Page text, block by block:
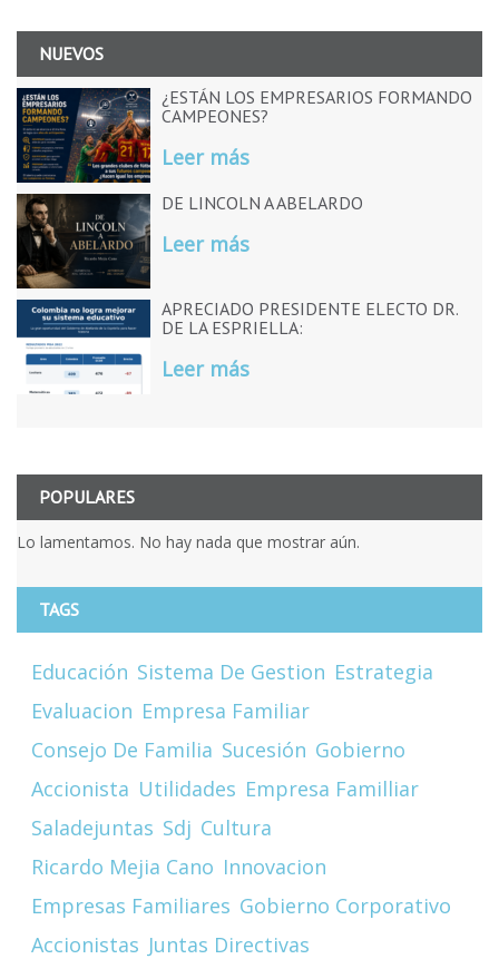
NUEVOS
¿ESTÁN LOS EMPRESARIOS FORMANDO
CAMPEONES?
Leer más
DE LINCOLN A ABELARDO
Leer más
APRECIADO PRESIDENTE ELECTO DR.
DE LA ESPRIELLA:
Leer más
POPULARES
Lo lamentamos. No hay nada que mostrar aún.
TAGS
Educación Sistema De Gestion Estrategia
Evaluacion Empresa Familiar
Consejo De Familia Sucesión Gobierno
Accionista Utilidades Empresa Familliar
Saladejuntas Sdj Cultura
Ricardo Mejia Cano Innovacion
Empresas Familiares Gobierno Corporativo
Accionistas Juntas Directivas